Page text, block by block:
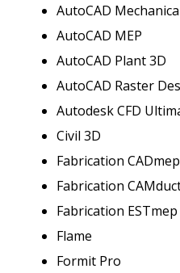
AutoCAD
AutoCAD MEP
AutoCAD Plant 3D
AutoCAD Raster
Autodesk CFD
Civil 3D
Fabrication CADmep
Fabrication
Fabrication ESTmep
Flame
Formit Pro